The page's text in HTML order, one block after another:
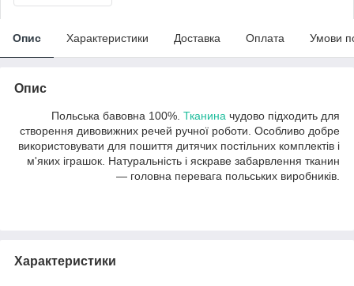
Опис Характеристики Доставка Оплата Умови
Опис
Польська бавовна 100%. Тканина чудово підходить для
створення дивовижних речей ручної роботи. Особливо добре
використовувати для пошиття дитячих постільних комплектів і
м'яких іграшок. Натуральність і яскраве забарвлення тканин
— головна перевага польських виробників.
Характеристики